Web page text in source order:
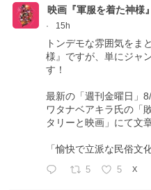
映画『軍服を着た神様
·
15h
トンデモな雰囲気をま
様』ですが、単にジャ
す！
最新の「週刊金曜日」
ワタナベアキラ氏の「
タリーと映画」にて文
「愉快で立派な民俗文
5 5 X